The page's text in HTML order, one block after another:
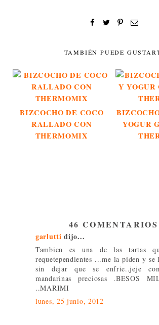
TAMBIÉN PUEDE
BIZCOCHO DE COCO
RALLADO CON
THERMOMIX
YOGUR
46 COMENTARIOS
garlutti dijo...
Tambien es una de las tartas
requetependientes ...me la piden y se
sin dejar que se enfrie..jeje
mandarinas preciosas .BESOS
..MARIMI
lunes, 25 junio, 2012